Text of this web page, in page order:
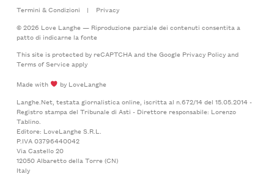
Termini & Condizioni |
Privacy
© 2026 Love Langhe — Riproduzione parziale dei contenuti consentita a
patto di indicarne la fonte
This site is protected by reCAPTCHA and the Google Privacy Policyand
Terms of Serviceapply
Made with
by LoveLanghe
Langhe.Net, testata giornalistica online, iscritta al n.672/14 del 15.05.2014 -
Registro stampa del Tribunale di Asti - Direttore responsabile: Lorenzo
Tablino.
Editore: LoveLanghe S.R.L.
P.IVA 03796440042
Via Castello 20
12050 Albaretto della Torre (CN)
Italy